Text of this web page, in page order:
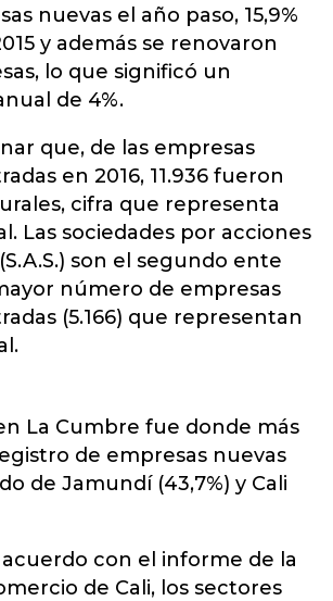
nuevas el año paso, 15,9%
y además se renovaron
lo que significó un
de 4%.
que, de las empresas
en 2016, 11.936 fueron
cifra que representa
Las sociedades por acciones
son el segundo ente
número de empresas
(5.166) que representan
La Cumbre fue donde más
de empresas nuevas
de Jamundí (43,7%) y Cali
acuerdo con el informe de la
de Cali, los sectores